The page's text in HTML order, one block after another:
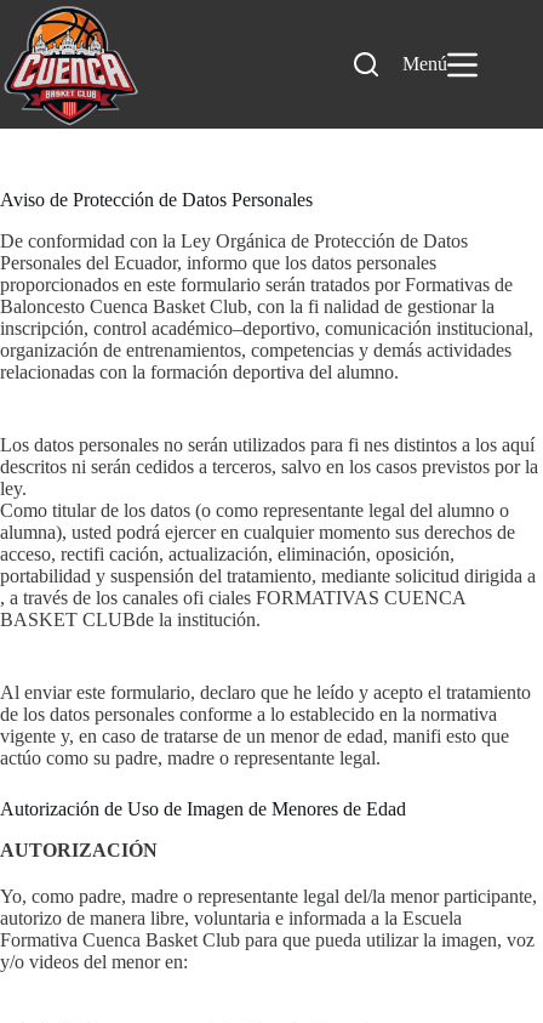
Menú
Aviso de Protección de Datos Personales
De conformidad con la Ley Orgánica de Protección de Datos
Personales del Ecuador, informo que los datos personales
proporcionados en este formulario serán tratados por Formativas de
Baloncesto Cuenca Basket Club, con la fi nalidad de gestionar la
inscripción, control académico–deportivo, comunicación institucional,
organización de entrenamientos, competencias y demás actividades
relacionadas con la formación deportiva del alumno.
Los datos personales no serán utilizados para fi nes distintos a los aquí
descritos ni serán cedidos a terceros, salvo en los casos previstos por la
ley.
Como titular de los datos (o como representante legal del alumno o
alumna), usted podrá ejercer en cualquier momento sus derechos de
acceso, rectifi cación, actualización, eliminación, oposición,
portabilidad y suspensión del tratamiento, mediante solicitud dirigida a
, a través de los canales ofi ciales FORMATIVAS CUENCA
BASKET CLUBde la institución.
Al enviar este formulario, declaro que he leído y acepto el tratamiento
de los datos personales conforme a lo establecido en la normativa
vigente y, en caso de tratarse de un menor de edad, manifi esto que
actúo como su padre, madre o representante legal.
Autorización de Uso de Imagen de Menores de Edad
AUTORIZACIÓN
Yo, como padre, madre o representante legal del/la menor participante,
autorizo de manera libre, voluntaria e informada a la Escuela
Formativa Cuenca Basket Club para que pueda utilizar la imagen, voz
y/o videos del menor en: